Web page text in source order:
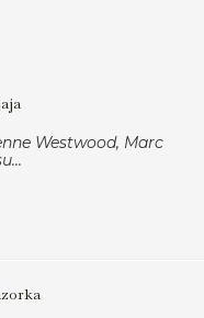
Westwood, Marc